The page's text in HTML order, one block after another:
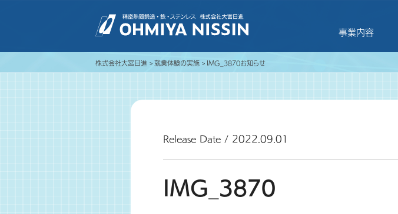
事業内容
株式会社大宮日進 お知らせ
就業体験の実施 IMG_3870
Release Date / 2022.09.01
IMG_3870